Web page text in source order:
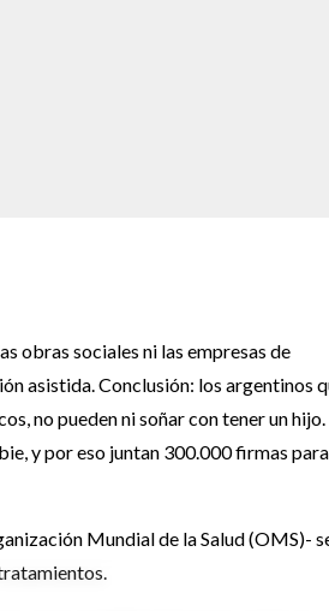
obras sociales ni las empresas de
asistida. Conclusión: los argentinos
no pueden ni soñar con tener un hijo.
y por eso juntan 300.000 firmas para
Mundial de la Salud (OMS)-